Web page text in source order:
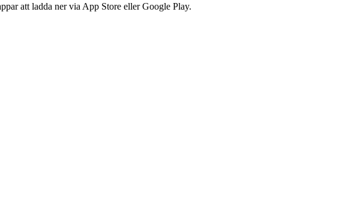
att ladda ner via App Store eller Google Play.